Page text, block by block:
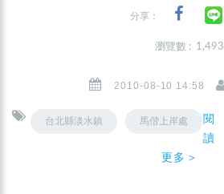
分享：
瀏覽數 : 1,493
2010-08-10 14:58
台北縣淡水鎮 馬偕上岸處
閱
讀
更多＞